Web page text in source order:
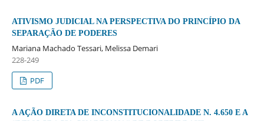
ATIVISMO JUDICIAL NA PERSPECTIVA DO PRINCÍPIO DA
SEPARAÇÃO DE PODERES
Mariana Machado Tessari, Melissa Demari
228-249
PDF
A AÇÃO DIRETA DE INCONSTITUCIONALIDADE N. 4.650 E A